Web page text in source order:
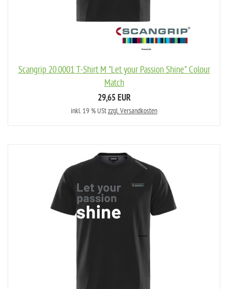
Scangrip 20.0001 T-Shirt M "Let your Passion Shine" Colour
Match
29,65 EUR
inkl. 19 % UStzzgl. Versandkosten